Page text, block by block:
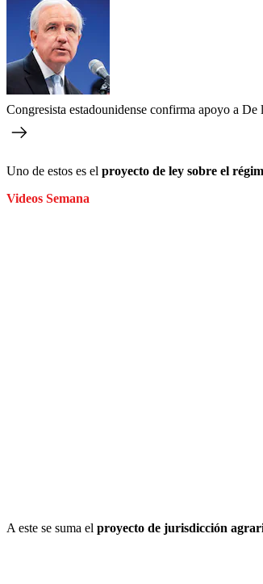
Congresista estadounidense confirma apoyo a
Uno de estos es el proyecto de ley sobre el
Videos Semana
A este se suma el proyecto de jurisdicción